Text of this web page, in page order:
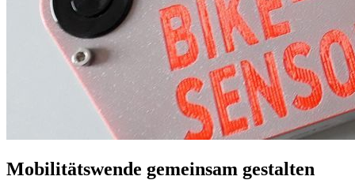
Mobilitätswende gemeinsam gestalten